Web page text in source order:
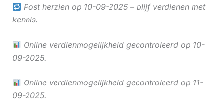
Post herzien op 10-09-2025 – blijf verdienen met
kennis.
Online verdienmogelijkheid gecontroleerd op 10-
09-2025.
Online verdienmogelijkheid gecontroleerd op 11-
09-2025.